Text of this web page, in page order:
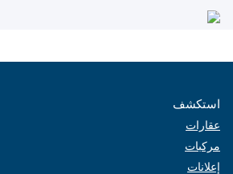
استكشف
عقارات
مركبات
إعلانات